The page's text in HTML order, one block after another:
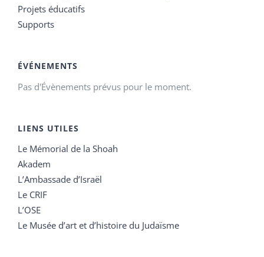
Projets éducatifs
Supports
ÉVÉNEMENTS
Pas d'Évènements prévus pour le moment.
LIENS UTILES
Le Mémorial de la Shoah
Akadem
L’Ambassade d’Israël
Le CRIF
L’OSE
Le Musée d’art et d’histoire du Judaïsme